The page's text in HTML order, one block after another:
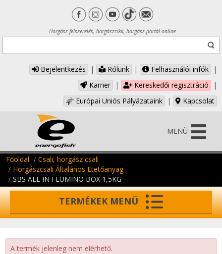
Horgász felszerelés, horgászcikk, horgász portál online
Bejelentkezés | Rólunk | Felhasználói infók
|
Karrier
| Kereskedői regisztráció
|
Európai Uniós Pályázataink
| Kapcsolat
MENÜ
Főoldal
Csali, horgász csali
Horgászcsali Általános Etetőanyag
SBS ALL IN FLUMINO BOX 1,5KG
TERMÉKEK MENÜ
A termék jelenleg nem elérhető.